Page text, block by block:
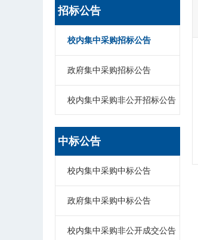
招标公告
校内集中采购招标公告
政府集中采购招标公告
校内集中采购非公开招标公告
中标公告
校内集中采购中标公告
政府集中采购中标公告
校内集中采购非公开成交公告